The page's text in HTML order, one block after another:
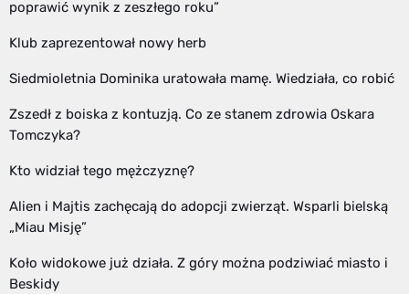
poprawić wynik z zeszłego roku”
Klub zaprezentował nowy herb
Siedmioletnia Dominika uratowała mamę. Wiedziała, co robić
Zszedł z boiska z kontuzją. Co ze stanem zdrowia Oskara
Tomczyka?
Kto widział tego mężczyznę?
Alien i Majtis zachęcają do adopcji zwierząt. Wsparli bielską
„Miau Misję”
Koło widokowe już działa. Z góry można podziwiać miasto i
Beskidy